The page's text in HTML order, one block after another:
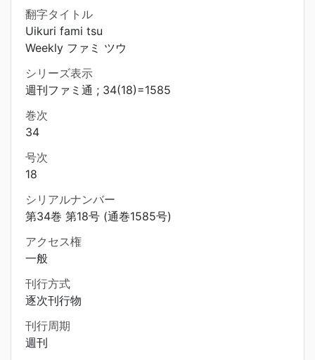
翻字タイトル
Uikuri fami tsu
Weekly ファミ ツウ
シリーズ表示
週刊ファミ通 ; 34(18)=1585
巻次
34
号次
18
シリアルナンバー
第34巻 第18号 (通巻1585号)
アクセス権
一般
刊行方式
逐次刊行物
刊行周期
週刊